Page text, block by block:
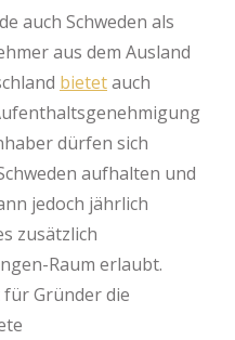
auch Schweden als
aus dem Ausland
bietetauch
dürfen sich
aufhalten und
jedoch jährlich
zusätzlich
Raum erlaubt.
für Gründer die